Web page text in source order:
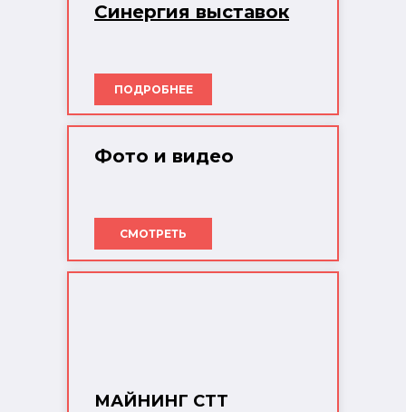
Фото и видео
СМОТРЕТЬ
Синергия выставок
МАЙНИНГ СТТ
ПОДРОБНЕЕ